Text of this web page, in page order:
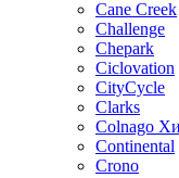
Cane Creek
Challenge
Chepark
Ciclovation
CityCycle
Clarks
Colnago
Continental
Crono